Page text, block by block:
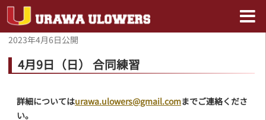
2023年4月6日公開
4月9日（日） 合同練習
詳細についてはurawa.ulowers@gmail.comまでご連絡くださ
い。